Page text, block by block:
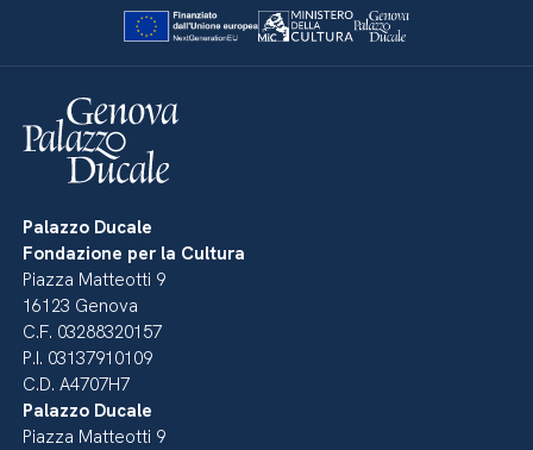
Palazzo Ducale
Fondazione per la Cultura
Piazza Matteotti 9
16123 Genova
C.F. 03288320157
P.I. 03137910109
C.D. A4707H7
Palazzo Ducale
Piazza Matteotti 9